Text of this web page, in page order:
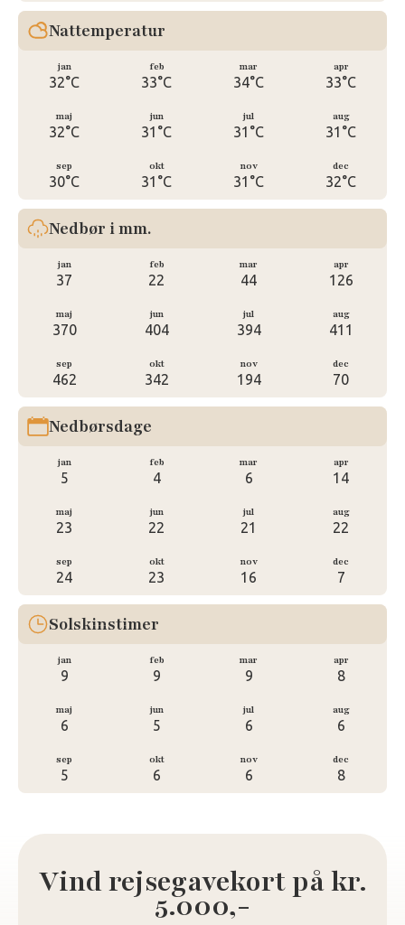
Nattemperatur
jan
32°C
feb
33°C
mar
34°C
apr
33°C
maj
32°C
jun
31°C
jul
31°C
aug
31°C
sep
30°C
okt
31°C
nov
31°C
dec
32°C
Nedbør i mm.
jan
37
feb
22
mar
44
apr
126
maj
370
jun
404
jul
394
aug
411
sep
462
okt
342
nov
194
dec
70
Nedbørsdage
jan
5
feb
4
mar
6
apr
14
maj
23
jun
22
jul
21
aug
22
sep
24
okt
23
nov
16
dec
7
Solskinstimer
jan
9
feb
9
mar
9
apr
8
maj
6
jun
5
jul
6
aug
6
sep
5
okt
6
nov
6
dec
8
Vind rejsegavekort på kr.
5.000,-